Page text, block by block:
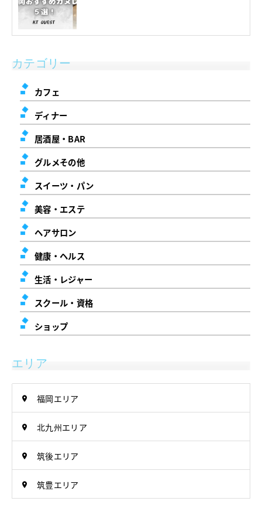
カテゴリー
カフェ
ディナー
居酒屋・BAR
グルメその他
スイーツ・パン
美容・エステ
ヘアサロン
健康・ヘルス
生活・レジャー
スクール・資格
ショップ
エリア
福岡エリア
北九州エリア
筑後エリア
筑豊エリア